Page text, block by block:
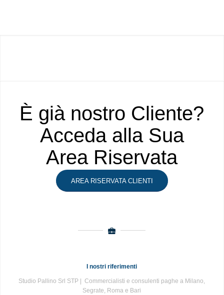
È già nostro Cliente?
Acceda alla Sua
Area Riservata
AREA RISERVATA CLIENTI
I nostri riferimenti
Studio Pallino Srl STP | Commercialisti e consulenti paghe a Milano,
Segrate, Roma e Bari